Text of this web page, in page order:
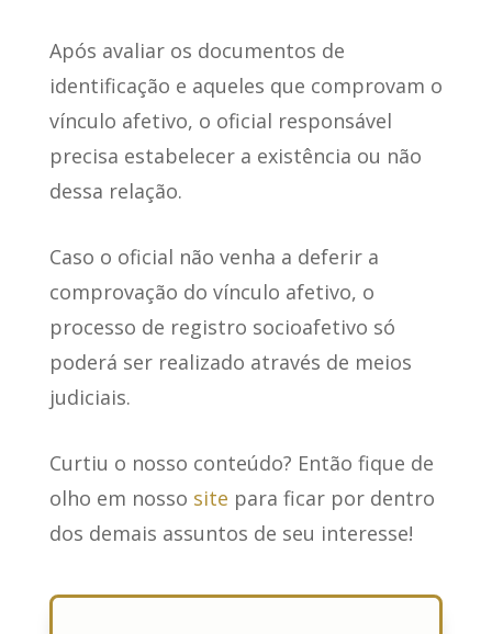
Após avaliar os documentos de
identificação e aqueles que comprovam o
vínculo afetivo, o oficial responsável
precisa estabelecer a existência ou não
dessa relação.
Caso o oficial não venha a deferir a
comprovação do vínculo afetivo, o
processo de registro socioafetivo só
poderá ser realizado através de meios
judiciais.
Curtiu o nosso conteúdo? Então fique de
olho em nosso site para ficar por dentro
dos demais assuntos de seu interesse!